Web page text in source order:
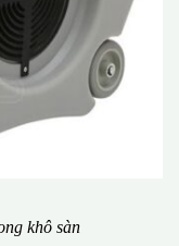
khô sàn